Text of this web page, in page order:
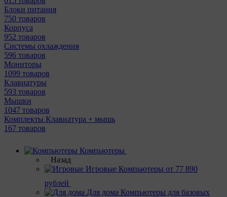
Блоки питания
750 товаров
Корпуса
952 товаров
Системы охлаждения
596 товаров
Мониторы
1099 товаров
Клавиатуры
593 товаров
Мышки
1047 товаров
Комплекты Клавиатура + мышь
167 товаров
Компьютеры
Назад
Игровые Компьютеры от 77 890
рублей
Для дома Компьютеры для базовых